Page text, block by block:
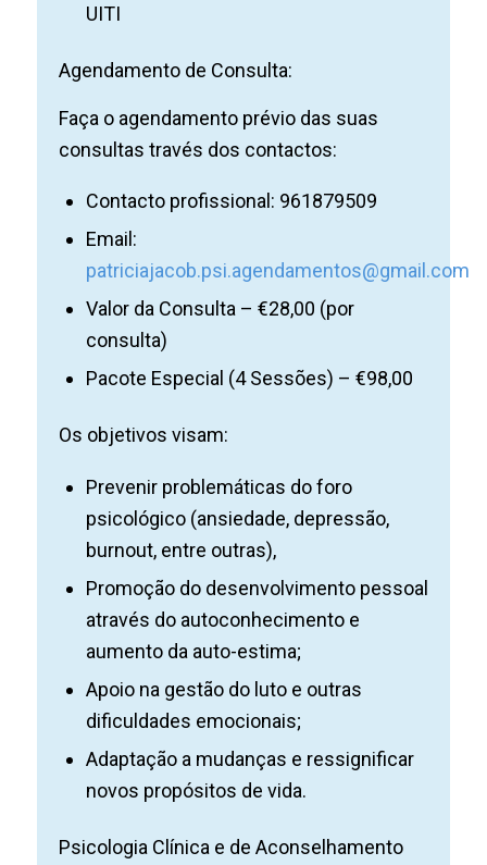
UITI
Agendamento de Consulta:
Faça o agendamento prévio das suas
consultas través dos contactos:
Contacto profissional: 961879509
Email:
patriciajacob.psi.agendamentos@gmail.com
Valor da Consulta – €28,00 (por
consulta)
Pacote Especial (4 Sessões) – €98,00
Os objetivos visam:
Prevenir problemáticas do foro
psicológico (ansiedade, depressão,
burnout, entre outras),
Promoção do desenvolvimento pessoal
através do autoconhecimento e
aumento da auto-estima;
Apoio na gestão do luto e outras
dificuldades emocionais;
Adaptação a mudanças e ressignificar
novos propósitos de vida.
Psicologia Clínica e de Aconselhamento